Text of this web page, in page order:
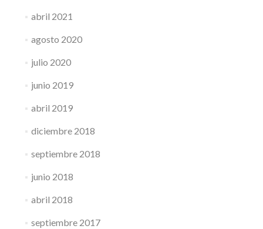
abril 2021
agosto 2020
julio 2020
junio 2019
abril 2019
diciembre 2018
septiembre 2018
junio 2018
abril 2018
septiembre 2017